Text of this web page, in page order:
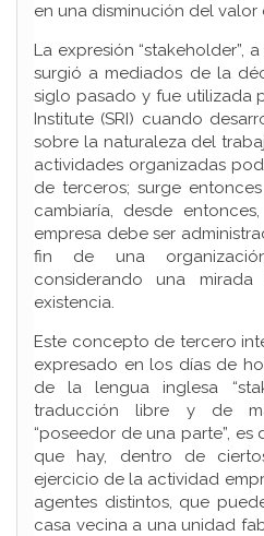
en una disminución del valor
La expresión “stakeholder”,
surgió a mediados de la
siglo pasado y fue utilizada
Institute (SRI) cuando
sobre la naturaleza del
actividades organizadas
de terceros; surge
cambiaría, desde
empresa debe ser
fin de una
considerando una
existencia.
Este concepto de tercero
expresado en los días de
de la lengua inglesa
traducción libre y de
“poseedor de una parte”,
que hay, dentro de
ejercicio de la actividad
agentes distintos, que
casa vecina a una unidad